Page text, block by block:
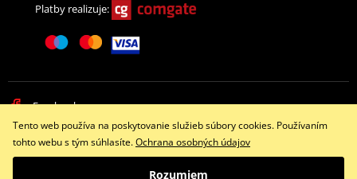
Platby realizuje:
Facebook
Copyright © 2026 www.namotorku.sk
Tento web používa na poskytovanie služieb súbory cookies. Používaním
tohto webu s tým súhlasíte.Ochrana osobných údajov
Rozumiem